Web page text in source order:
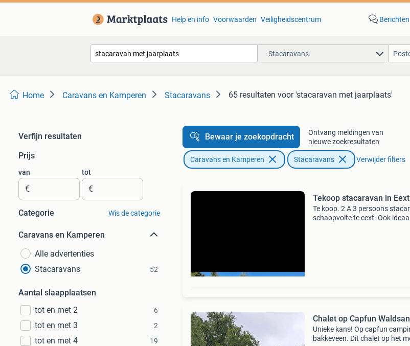
Help en info Voorwaarden Veiligheidscentrum Berichten
Stacaravans
Home Caravans en Kamperen Stacaravans 65 resultaten voor 'stacaravan met jaarplaats'
Verfijn resultaten
Prijs
van
€
tot
€
Categorie Wis de categorie
Caravans en Kamperen
Alle advertenties
Stacaravans
52
Aantal slaapplaatsen
tot en met 2
6
tot en met 3 2
tot en met 4 19
Bewaar je zoekopdracht
Ontvang meldingen van
nieuwe zoekresultaten
Caravans en Kamperen Stacaravans Verwijder filters
Tekoop stacaravan in
Te koop. 2 A 3 persoons
schaopvolte te eext. Ook
Chalet op Capfun
Unieke kans! Op capfun
bakkeveen. Dit chalet op het